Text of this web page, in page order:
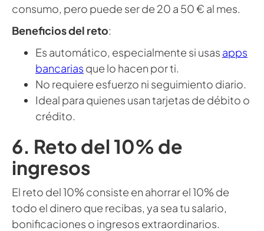
consumo, pero puede ser de 20 a 50 € al mes.
Beneficios del reto:
Es automático, especialmente si usas apps
bancarias que lo hacen por ti.
No requiere esfuerzo ni seguimiento diario.
Ideal para quienes usan tarjetas de débito o
crédito.
6. Reto del 10% de
ingresos
El reto del 10% consiste en ahorrar el 10% de
todo el dinero que recibas, ya sea tu salario,
bonificaciones o ingresos extraordinarios.